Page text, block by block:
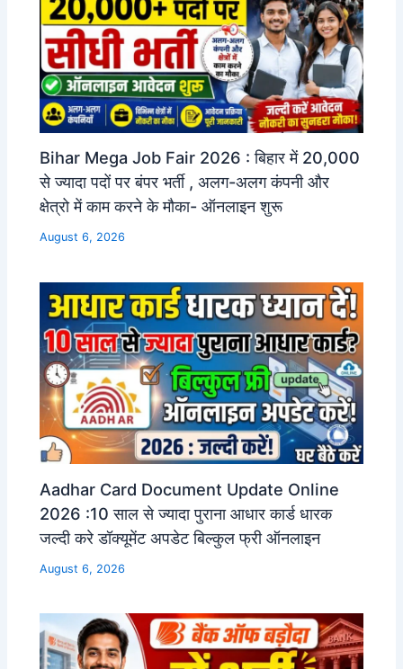
Bihar Mega Job Fair 2026 : बिहार में 20,000
से ज्यादा पदों पर बंपर भर्ती , अलग-अलग कंपनी और
क्षेत्रो में काम करने के मौका- ऑनलाइन शुरू
August 6, 2026
Aadhar Card Document Update Online
2026 :10 साल से ज्यादा पुराना आधार कार्ड धारक
जल्दी करे डॉक्यूमेंट अपडेट बिल्कुल फ्री ऑनलाइन
August 6, 2026